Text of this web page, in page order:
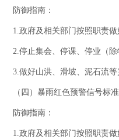
防御指南：
1.政府及相关部门按照职责做
2.停止集会、停课、停业（除
3.做好山洪、滑坡、泥石流等
（四）暴雨红色预警信号标准:
防御指南：
1.政府及相关部门按照职责做